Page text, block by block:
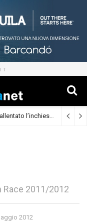
Bayesian, la carenza di giudici può aver rallentato l’inchiesta (Cronaca)
Race 2011/2012
2012